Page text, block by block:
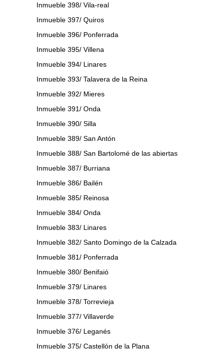
Inmueble 398/ Vila-real
Inmueble 397/ Quiros
Inmueble 396/ Ponferrada
Inmueble 395/ Villena
Inmueble 394/ Linares
Inmueble 393/ Talavera de la Reina
Inmueble 392/ Mieres
Inmueble 391/ Onda
Inmueble 390/ Silla
Inmueble 389/ San Antón
Inmueble 388/ San Bartolomé de las abiertas
Inmueble 387/ Burriana
Inmueble 386/ Bailén
Inmueble 385/ Reinosa
Inmueble 384/ Onda
Inmueble 383/ Linares
Inmueble 382/ Santo Domingo de la Calzada
Inmueble 381/ Ponferrada
Inmueble 380/ Benifaió
Inmueble 379/ Linares
Inmueble 378/ Torrevieja
Inmueble 377/ Villaverde
Inmueble 376/ Leganés
Inmueble 375/ Castellón de la Plana